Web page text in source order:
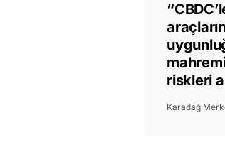
riskleri
Karadağ